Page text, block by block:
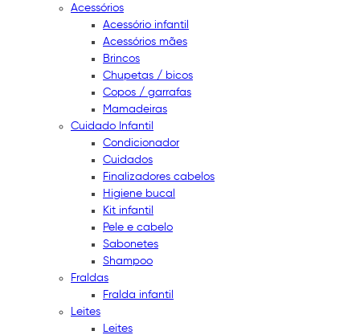
Acessórios
Acessório infantil
Acessórios mães
Brincos
Chupetas / bicos
Copos / garrafas
Mamadeiras
Cuidado Infantil
Condicionador
Cuidados
Finalizadores cabelos
Higiene bucal
Kit infantil
Pele e cabelo
Sabonetes
Shampoo
Fraldas
Fralda infantil
Leites
Leites